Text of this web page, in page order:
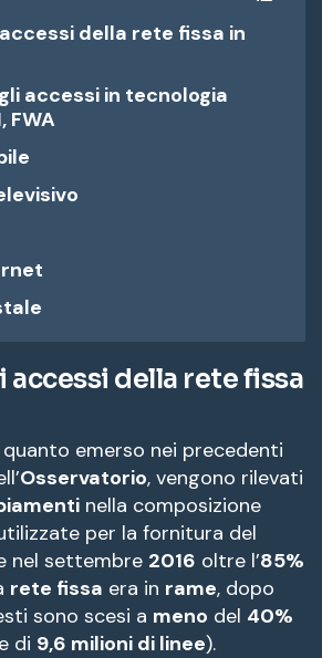
della rete fissa in
accessi in tecnologia
FWA
della rete fissa
emerso nei precedenti
Osservatorio, vengono rilevati
nella composizione
per la fornitura del
nel settembre 2016 oltre l’85%
rete fissa era in rame, dopo
sono scesi a meno del 40%
di 9,6 milioni di linee).